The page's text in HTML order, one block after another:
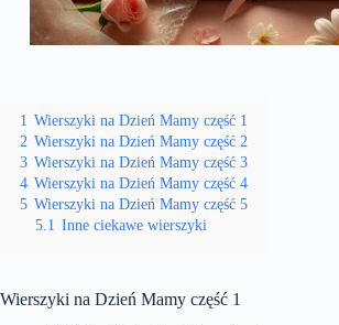
1 Wierszyki na Dzień Mamy część 1
2 Wierszyki na Dzień Mamy część 2
3 Wierszyki na Dzień Mamy część 3
4 Wierszyki na Dzień Mamy część 4
5 Wierszyki na Dzień Mamy część 5
5.1 Inne ciekawe wierszyki
Wierszyki na Dzień Mamy część 1